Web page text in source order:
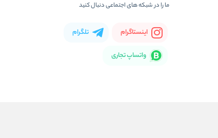
ما را در شبکه های اجتماعی دنبال کنید
اینستاگرام تلگرام
واتساپ تجاری